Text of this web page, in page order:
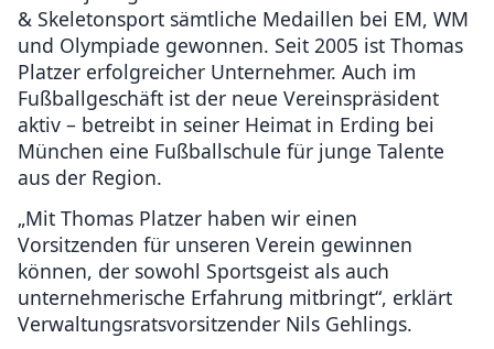
& Skeletonsport sämtliche Medaillen bei EM, WM
und Olympiade gewonnen. Seit 2005 ist Thomas
Platzer erfolgreicher Unternehmer. Auch im
Fußballgeschäft ist der neue Vereinspräsident
aktiv – betreibt in seiner Heimat in Erding bei
München eine Fußballschule für junge Talente
aus der Region.
„Mit Thomas Platzer haben wir einen
Vorsitzenden für unseren Verein gewinnen
können, der sowohl Sportsgeist als auch
unternehmerische Erfahrung mitbringt“, erklärt
Verwaltungsratsvorsitzender Nils Gehlings.